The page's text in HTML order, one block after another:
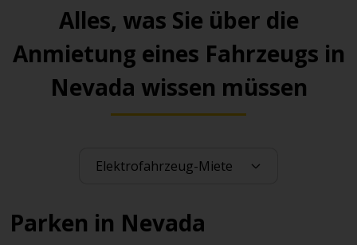
Alles, was Sie über die
Anmietung eines Fahrzeugs in
Nevada wissen müssen
Parken in Nevada